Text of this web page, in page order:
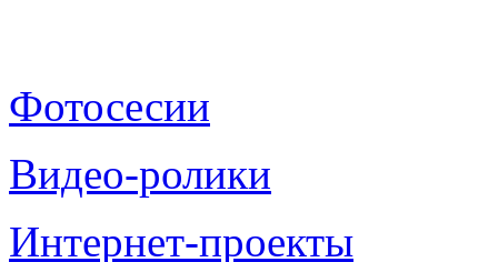
Фотосесии
Видео-ролики
Интернет-проекты